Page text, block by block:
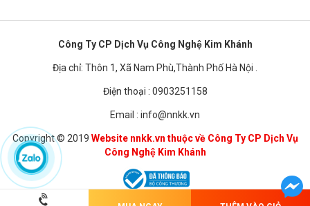
Công Ty CP Dịch Vụ Công Nghệ Kim Khánh
Địa chỉ: Thôn 1, Xã Nam Phù,Thành Phố Hà Nội .
Điện thoại : 0903251158
Email : info@nnkk.vn
Copyright © 2019 Website nnkk.vn thuộc về Công Ty CP Dịch Vụ
Công Nghệ Kim Khánh